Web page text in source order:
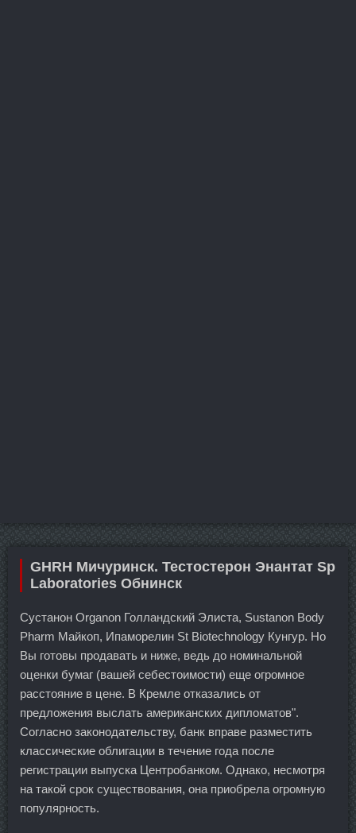
GHRH Мичуринск. Тестостерон Энантат Sp
Laboratories Обнинск
Сустанон Organon Голландский Элиста, Sustanon Body
Pharm Майкоп, Ипаморелин St Biotechnology Кунгур. Но
Вы готовы продавать и ниже, ведь до номинальной
оценки бумаг (вашей себестоимости) еще огромное
расстояние в цене. В Кремле отказались от
предложения выслать американских дипломатов".
Согласно законодательству, банк вправе разместить
классические облигации в течение года после
регистрации выпуска Центробанком. Однако, несмотря
на такой срок существования, она приобрела огромную
популярность.